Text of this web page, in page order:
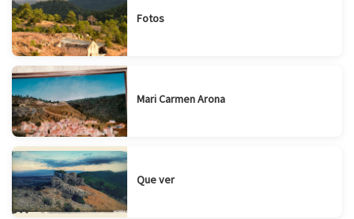
Fotos
Mari Carmen Arona
Que ver